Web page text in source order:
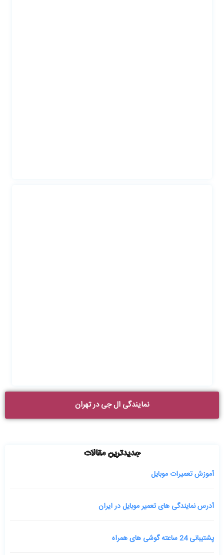
نمایندگی ال جی در تهران
جدیدترین مقالات
آموزش تعمیرات موبایل
آدرس نمایندگی های تعمیر موبایل در ایران
پشتیبانی 24 ساعته گوشی های همراه